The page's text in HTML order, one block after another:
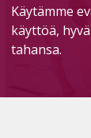
Käytämme
käyttöä,
tahansa.